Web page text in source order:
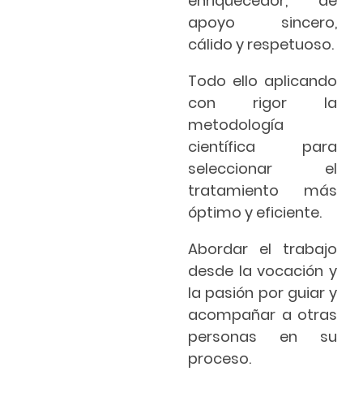
apoyo sincero,
cálido y respetuoso.
Todo ello aplicando
con rigor la
metodología
científica para
seleccionar el
tratamiento más
óptimo y eficiente.
Abordar el trabajo
desde la vocación y
la pasión por guiar y
acompañar a otras
personas en su
proceso.